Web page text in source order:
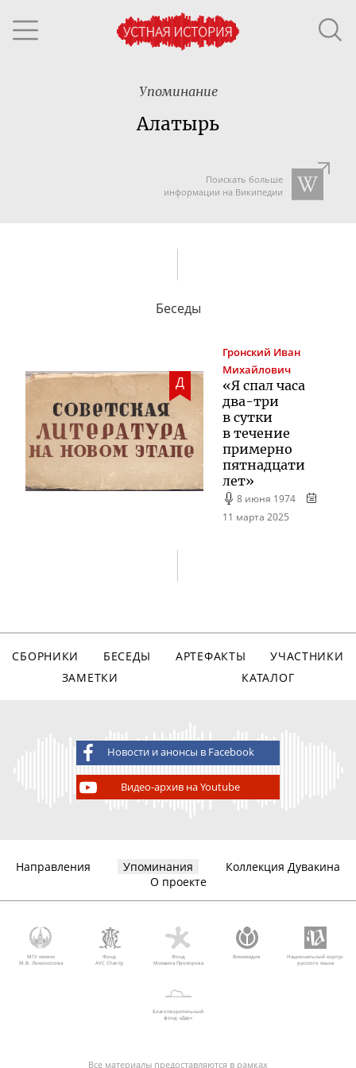
Упоминание
Алатырь
Поискать больше
информации на Википедии
Беседы
Д
Гронский Иван
Михайлович
«Я спал часа
два-три
в сутки
в течение
примерно
пятнадцати
лет»
8 июня 1974
11 марта 2025
СБОРНИКИ БЕСЕДЫ АРТЕФАКТЫ
УЧАСТНИКИ
ЗАМЕТКИ
КАТАЛОГ
Новости и анонсы в Facebook
Видео-архив на Youtube
Направления Упоминания
Коллекция Дувакина
О проекте
МГУ имени
М.В. Ломоносова
Фонд
AVC Charity
Фонд
Михаила Прохорова
Викимедиа
Национальный корпус
русского языка
Благотворительный
фонд «Дар»
Все материалы предоставляются в рамках